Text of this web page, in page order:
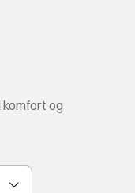
komfort og